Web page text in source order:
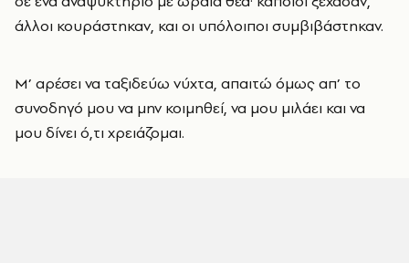
άλλοι κουράστηκαν, και οι υπόλοιποι συμβιβάστηκαν.
Μ’ αρέσει να ταξιδεύω νύχτα, απαιτώ όμως απ’ το
συνοδηγό μου να μην κοιμηθεί, να μου μιλάει και να
μου δίνει ό,τι χρειάζομαι.